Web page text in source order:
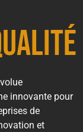
innovante pour
de
et